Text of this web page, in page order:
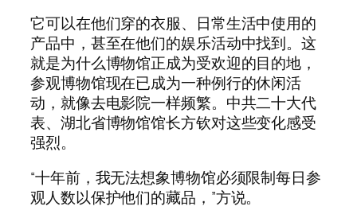
它可以在他们穿的衣服、日常生活中使用的
产品中，甚至在他们的娱乐活动中找到。这
就是为什么博物馆正成为受欢迎的目的地，
参观博物馆现在已成为一种例行的休闲活
动，就像去电影院一样频繁。中共二十大代
表、湖北省博物馆馆长方钦对这些变化感受
强烈。
“十年前，我无法想象博物馆必须限制每日参
观人数以保护他们的藏品，”方说。